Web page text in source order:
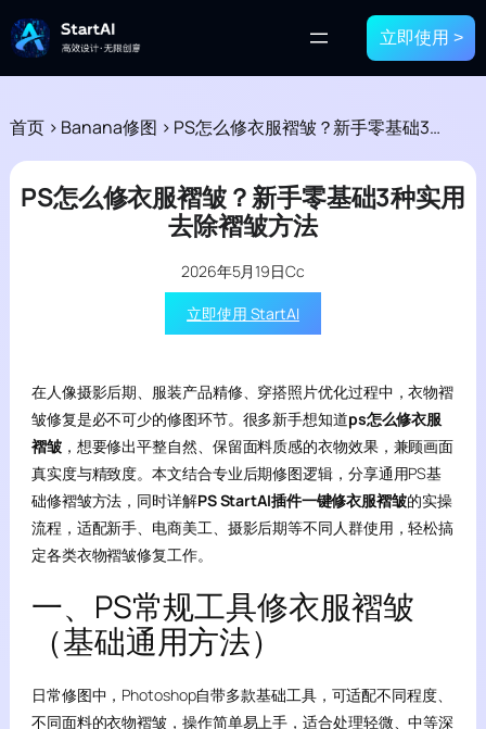
立即使用 >
首页 > Banana修图 > PS怎么修衣服褶皱？新手零基础3种实用去除褶皱方法
PS怎么修衣服褶皱？新手零基础3种实用
去除褶皱方法
2026年5月19日Cc
立即使用 StartAI
在人像摄影后期、服装产品精修、穿搭照片优化过程中，衣物褶
皱修复是必不可少的修图环节。很多新手想知道ps怎么修衣服
褶皱，想要修出平整自然、保留面料质感的衣物效果，兼顾画面
真实度与精致度。本文结合专业后期修图逻辑，分享通用PS基
础修褶皱方法，同时详解PS StartAI插件一键修衣服褶皱的实操
流程，适配新手、电商美工、摄影后期等不同人群使用，轻松搞
定各类衣物褶皱修复工作。
一、PS常规工具修衣服褶皱
（基础通用方法）
日常修图中，Photoshop自带多款基础工具，可适配不同程度、
不同面料的衣物褶皱，操作简单易上手，适合处理轻微、中等深